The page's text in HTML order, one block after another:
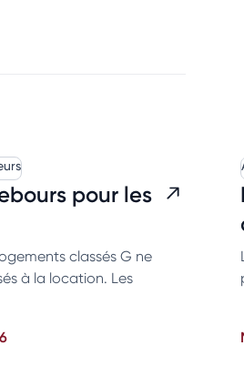
pour les
classés G ne
à la location. Les